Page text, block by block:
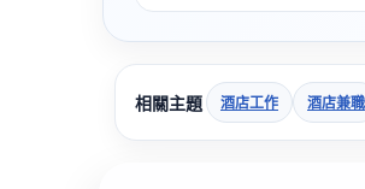
相關主題 酒店工作 酒店兼職